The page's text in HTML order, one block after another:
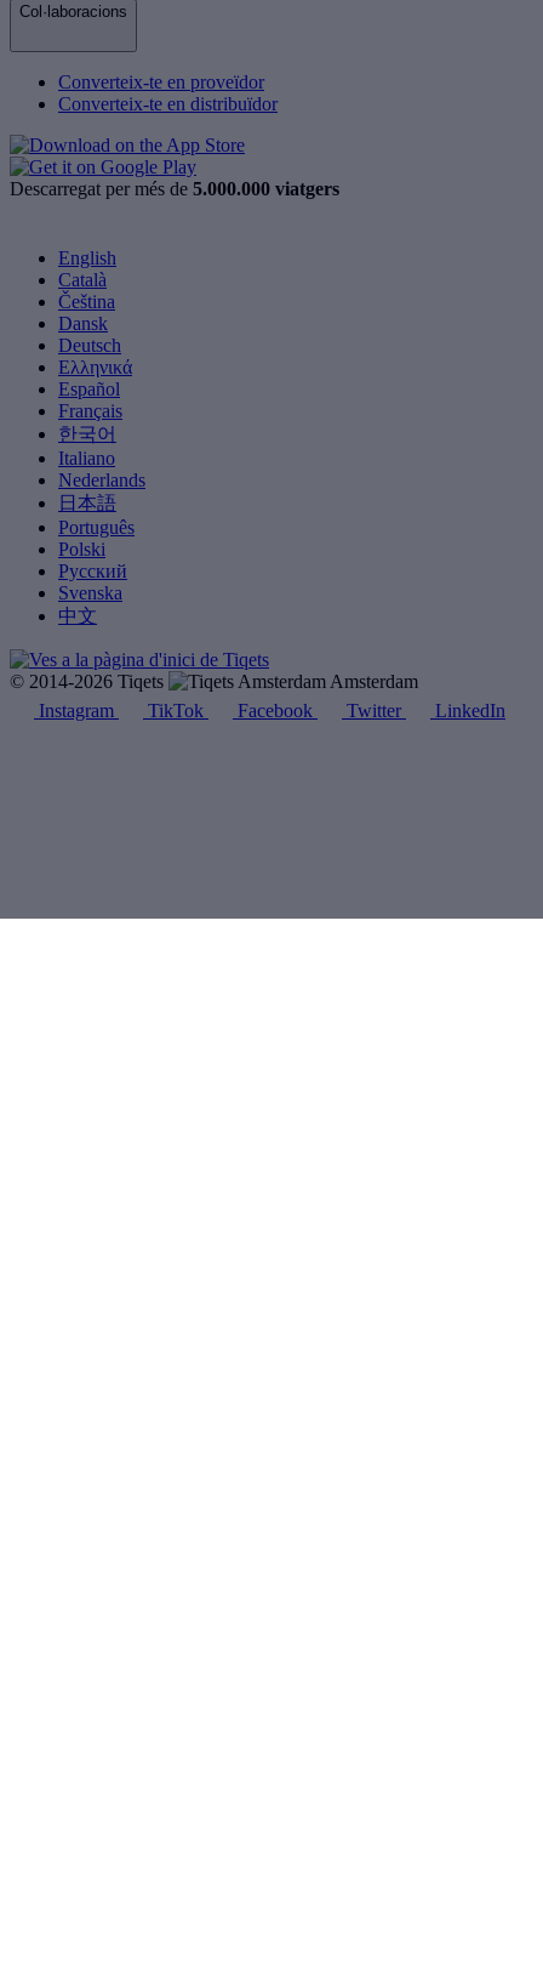
Col·laboracions
Converteix-te en proveïdor
Converteix-te en distribuïdor
Descarregat per més de 5.000.000 viatgers
English
Català
Čeština
Dansk
Deutsch
Ελληνικά
Español
Français
한국어
Italiano
Nederlands
日本語
Português
Polski
Русский
Svenska
中文
© 2014-2026 Tiqets
Amsterdam
Instagram
TikTok Facebook Twitter LinkedIn